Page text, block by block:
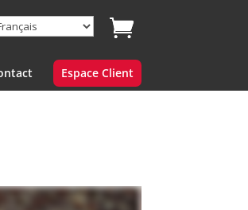
Espace Client